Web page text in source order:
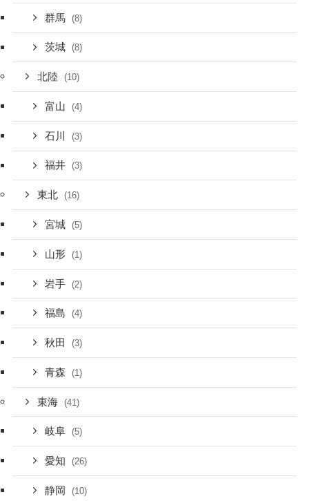
群馬 (8)
茨城 (8)
北陸 (10)
富山 (4)
石川 (3)
福井 (3)
東北 (16)
宮城 (5)
山形 (1)
岩手 (2)
福島 (4)
秋田 (3)
青森 (1)
東海 (41)
岐阜 (5)
愛知 (26)
静岡 (10)